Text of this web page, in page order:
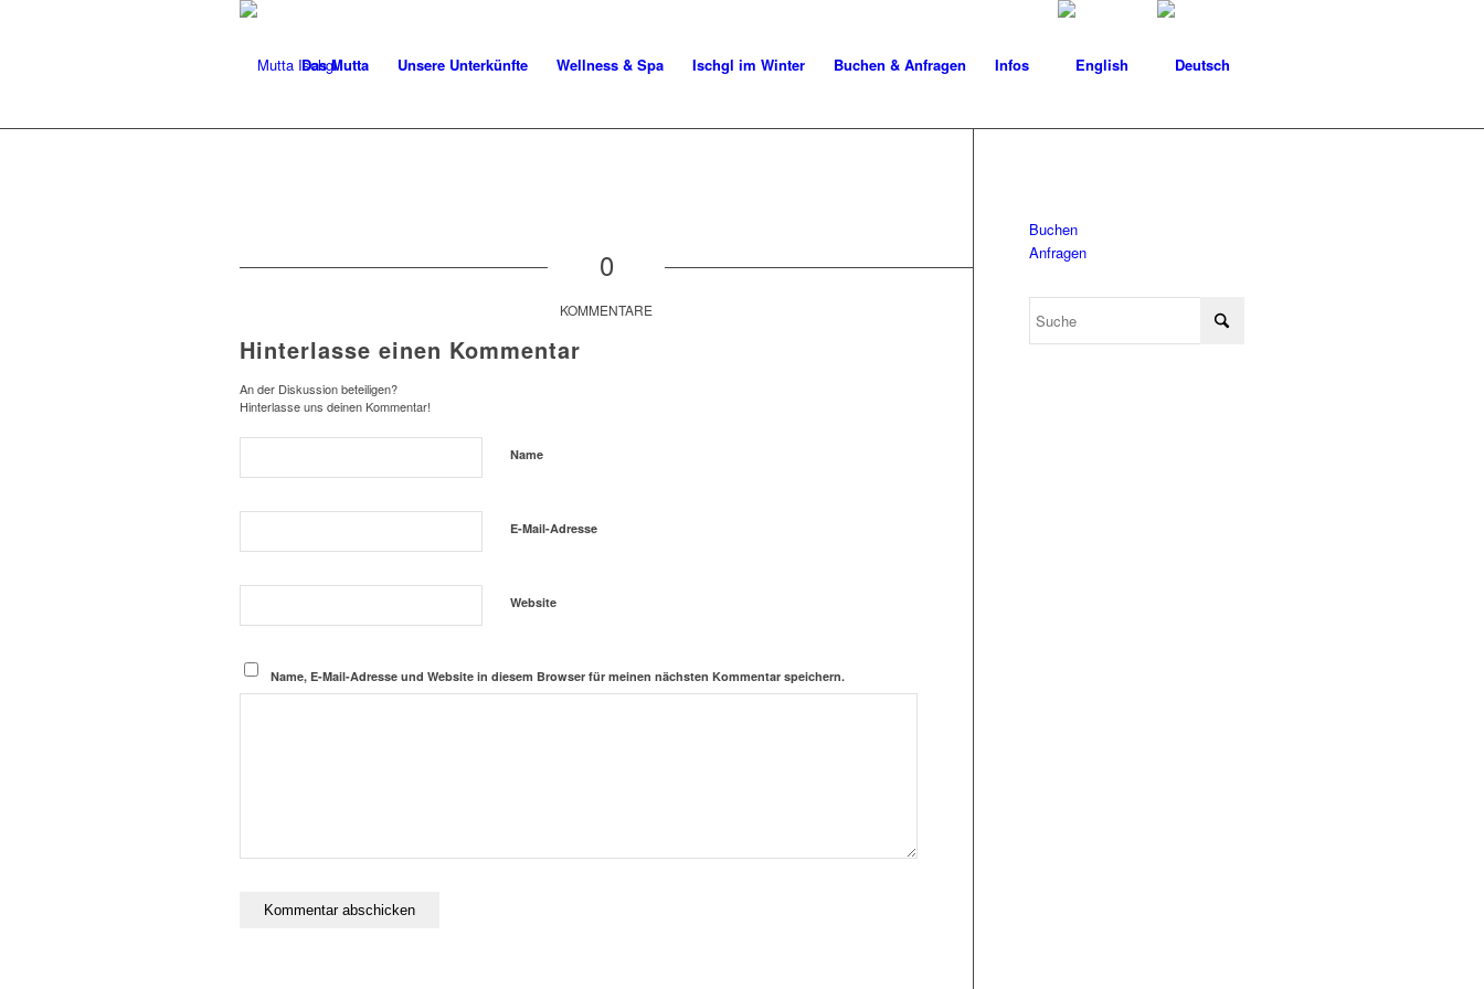
Das Mutta Unsere Unterkünfte Wellness & Spa Ischgl im Winter Buchen & Anfragen Infos
0
KOMMENTARE
Hinterlasse einen Kommentar
An der Diskussion beteiligen?
Hinterlasse uns deinen Kommentar!
Name
E-Mail-Adresse
Website
Name, E-Mail-Adresse und Website in diesem Browser für meinen nächsten Kommentar speichern.
Buchen
Anfragen